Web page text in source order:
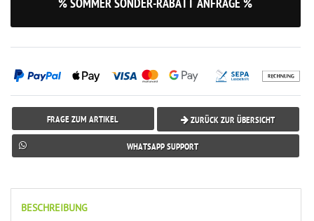
% SOMMER SONDER-RABATT ANFRAGE %
FRAGE ZUM ARTIKEL ZURÜCK ZUR ÜBERSICHT
WHATSAPP SUPPORT
BESCHREIBUNG